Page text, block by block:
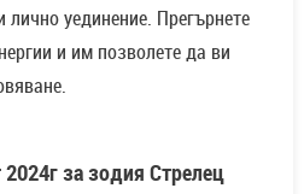
лично уединение. Прегърнете
и им позволете да ви
за зодия Стрелец